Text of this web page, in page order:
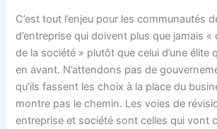
C’est tout l’enjeu pour les communautés
d’entreprise qui doivent plus que jamais «
de la société » plutôt que celui d’une élite
en avant. N’attendons pas de
qu’ils fassent les choix à la place du
montre pas le chemin. Les voies de
entreprise et société sont celles qui vont